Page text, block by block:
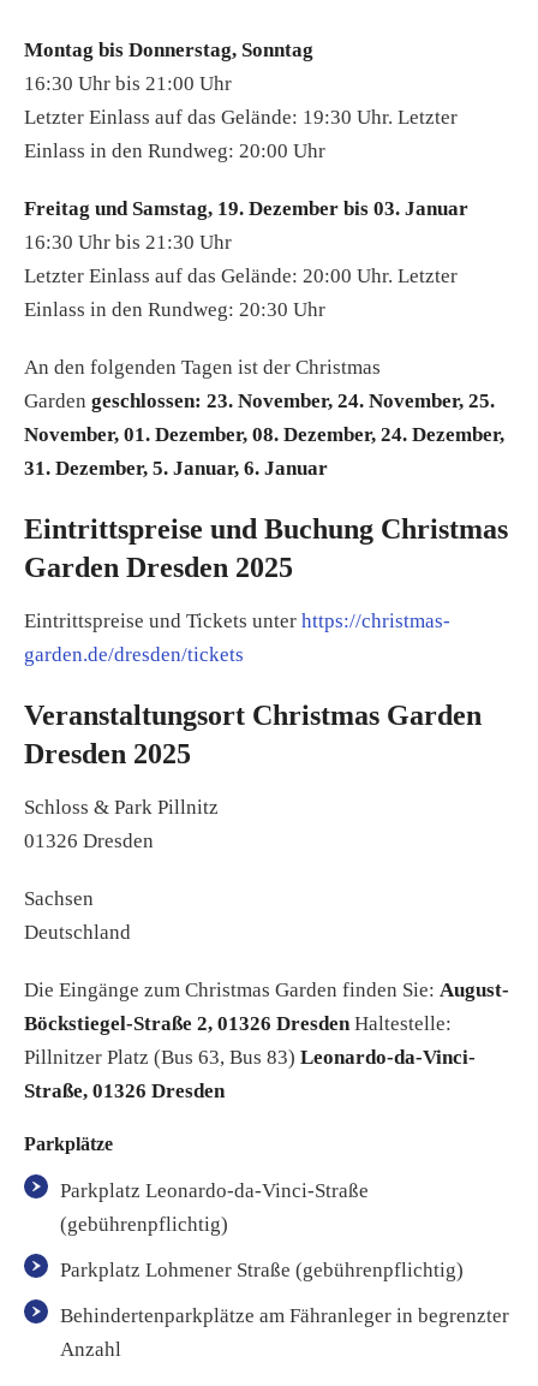
Montag bis Donnerstag, Sonntag
16:30 Uhr bis 21:00 Uhr
Letzter Einlass auf das Gelände: 19:30 Uhr. Letzter
Einlass in den Rundweg: 20:00 Uhr
Freitag und Samstag, 19. Dezember bis 03. Januar
16:30 Uhr bis 21:30 Uhr
Letzter Einlass auf das Gelände: 20:00 Uhr. Letzter
Einlass in den Rundweg: 20:30 Uhr
An den folgenden Tagen ist der Christmas
Garden geschlossen: 23. November, 24. November, 25.
November, 01. Dezember, 08. Dezember, 24. Dezember,
31. Dezember, 5. Januar, 6. Januar
Eintrittspreise und Buchung Christmas
Garden Dresden 2025
Eintrittspreise und Tickets unter https://christmas-
garden.de/dresden/tickets
Veranstaltungsort Christmas Garden
Dresden 2025
Schloss & Park Pillnitz
01326 Dresden
Sachsen
Deutschland
Die Eingänge zum Christmas Garden finden Sie: August-
Böckstiegel-Straße 2, 01326 DresdenHaltestelle:
Pillnitzer Platz (Bus 63, Bus 83) Leonardo-da-Vinci-
Straße, 01326 Dresden
Parkplätze
Parkplatz Leonardo-da-Vinci-Straße
(gebührenpflichtig)
Parkplatz Lohmener Straße (gebührenpflichtig)
Behindertenparkplätze am Fähranleger in begrenzter
Anzahl